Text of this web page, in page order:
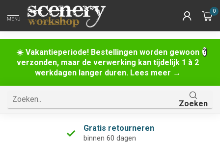
☀️ Vakantieperiode! Bestellingen worden gewoon
verzonden, maar de verwerking kan tijdelijk 1 à 2
werkdagen langer duren. Lees meer →
MENU
0
Zoeken
Gratis retourneren
binnen 60 dagen